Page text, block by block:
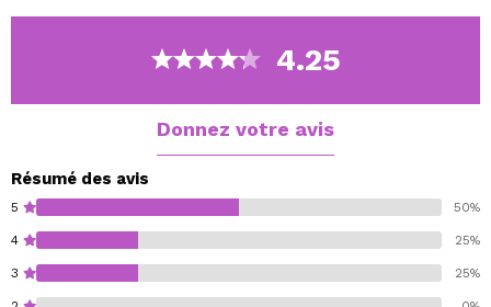
Il a le format parfait pour toute la famille.
Dites adieu aux cheveux secs avec ce shampooing !
4.25
Donnez votre avis
Résumé des avis
5 50%
4 25%
3 25%